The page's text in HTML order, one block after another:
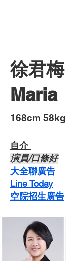
徐君梅
Maria
​168cm 58kg
自介 ​
​演員/口條好
​大全聯廣告
Line Today
空院招生廣告